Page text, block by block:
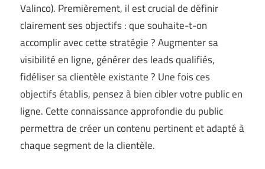
Valinco). Premièrement, il est crucial de définir
clairement ses objectifs : que souhaite-t-on
accomplir avec cette stratégie ? Augmenter sa
visibilité en ligne, générer des leads qualifiés,
fidéliser sa clientèle existante ? Une fois ces
objectifs établis, pensez à bien cibler votre public en
ligne. Cette connaissance approfondie du public
permettra de créer un contenu pertinent et adapté à
chaque segment de la clientèle.